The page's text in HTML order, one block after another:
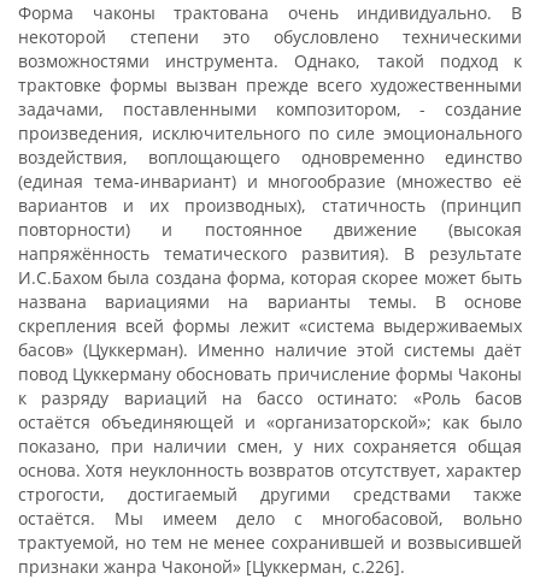
Форма чаконы трактована очень индивидуально. В
некоторой степени это обусловлено техническими
возможностями инструмента. Однако, такой подход к
трактовке формы вызван прежде всего художественными
задачами, поставленными композитором, - создание
произведения, исключительного по силе эмоционального
воздействия, воплощающего одновременно единство
(единая тема-инвариант) и многообразие (множество её
вариантов и их производных), статичность (принцип
повторности) и постоянное движение (высокая
напряжённость тематического развития). В результате
И.С.Бахом была создана форма, которая скорее может быть
названа вариациями на варианты темы. В основе
скрепления всей формы лежит «система выдерживаемых
басов» (Цуккерман). Именно наличие этой системы даёт
повод Цуккерману обосновать причисление формы Чаконы
к разряду вариаций на бассо остинато: «Роль басов
остаётся объединяющей и «организаторской»; как было
показано, при наличии смен, у них сохраняется общая
основа. Хотя неуклонность возвратов отсутствует, характер
строгости, достигаемый другими средствами также
остаётся. Мы имеем дело с многобасовой, вольно
трактуемой, но тем не менее сохранившей и возвысившей
признаки жанра Чаконой» [Цуккерман, с.226].